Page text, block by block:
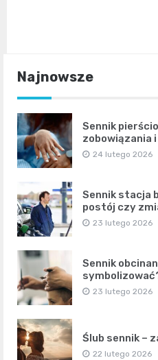
Najnowsze
Sennik
zobowiązania
24 lutego 2026
Sennik stacja
postój czy
23 lutego 2026
Sennik
23 lutego 2026
Ślub sennik –
22 lutego 2026